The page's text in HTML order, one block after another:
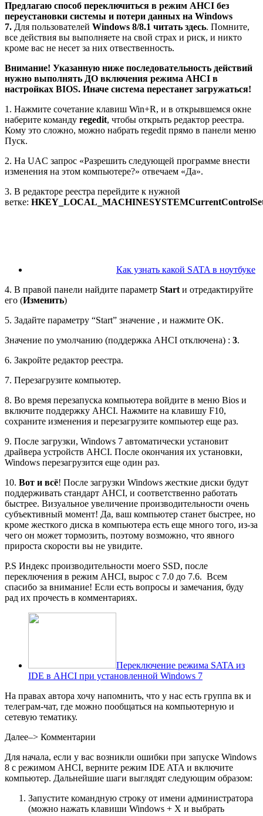
Предлагаю способ переключиться в режим AHCI без
переустановки системы и потери данных на Windows
7. Для пользователей Windows 8/8.1 читать здесь. Помните,
все действия вы выполняете на свой страх и риск, и никто
кроме вас не несет за них отвественность.
Внимание! Указанную ниже последовательность действий
нужно выполнять ДО включения режима AHCI в
настройках BIOS. Иначе система перестанет загружаться!
1. Нажмите сочетание клавиш Win+R, и в открывшемся окне
наберите команду regedit, чтобы открыть редактор реестра.
Кому это сложно, можно набрать regedit прямо в панели меню
Пуск.
2. На UAC запрос «Разрешить следующей программе внести
изменения на этом компьютере?» отвечаем «Да».
3. В редакторе реестра перейдите к нужной
ветке:
Как узнать какой SATA в ноутбуке
4. В правой панели найдите параметр Start и отредактируйте
его (Изменить)
5. Задайте параметру “Start” значение , и нажмите OK.
Значение по умолчанию (поддержка AHCI отключена) : 3.
6. Закройте редактор реестра.
7. Перезагрузите компьютер.
8. Во время перезапуска компьютера войдите в меню Bios и
включите поддержку AHCI. Нажмите на клавишу F10,
сохраните изменения и перезагрузите компьютер еще раз.
9. После загрузки, Windows 7 автоматически установит
драйвера устройств AHCI. После окончания их установки,
Windows перезагрузится еще один раз.
10. Вот и всё! После загрузки Windows жесткие диски будут
поддерживать стандарт AHCI, и соответственно работать
быстрее. Визуальное увеличение производительности очень
субъективный момент! Да, ваш компьютер станет быстрее, но
кроме жесткого диска в компьютера есть еще много того, из-за
чего он может тормозить, поэтому возможно, что явного
прироста скорости вы не увидите.
P.S Индекс производительности моего SSD, после
переключения в режим AHCI, вырос с 7.0 до 7.6. Всем
спасибо за внимание! Если есть вопросы и замечания, буду
рад их прочесть в комментариях.
Переключение режима SATA из
IDE в AHCI при установленной Windows 7
На правах автора хочу напомнить, что у нас есть группа вк и
телеграм-чат, где можно пообщаться на компьютерную и
сетевую тематику.
Далее–> Комментарии
Для начала, если у вас возникли ошибки при запуске Windows
8 с режимом AHCI, верните режим IDE ATA и включите
компьютер. Дальнейшие шаги выглядят следующим образом:
Запустите командную строку от имени администратора
(можно нажать клавиши Windows + X и выбрать